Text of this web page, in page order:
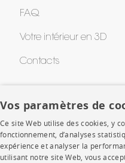
FAQ
Votre intérieur en 3D
Contacts
CORPORATE
Rejoignez-nous
Vos paramètres de
Ce site Web utilise des cookies, y
fonctionnement, d’analyses
expérience et analyser la
utilisant notre site Web, vous